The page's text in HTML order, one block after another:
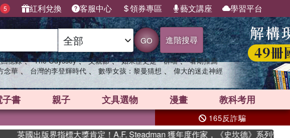
5 紅利兌換 客服中心 領券專區 藝文講座 學習平台
GO 進階搜尋
憶錄 、 The Odyssey 、 父親節 、 如果歷史是一群喵 、 暑期推薦
念華 、 台灣的李登輝時代 、 數學女孩：黎曼猜想 、 偉大的迷走神經
子書 親子 文具選物 漫畫 教科考用
165反詐騙
英國出版界指標大獎肯定！A.F. Steadman 獲年度作家，《史坎德》系列帶你踏上